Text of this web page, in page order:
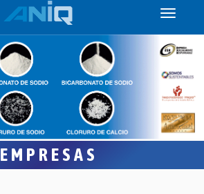
Toggle
EMPRESAS